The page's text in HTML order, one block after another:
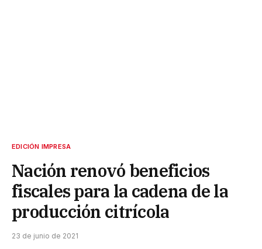
EDICIÓN IMPRESA
Nación renovó beneficios
fiscales para la cadena de la
producción citrícola
23 de junio de 2021